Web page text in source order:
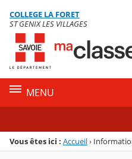
Menu de la rubrique
Contenu
COLLEGE LA FORET
ST GENIX LES VILLAGES
MENU
Vous êtes ici : Accueil›